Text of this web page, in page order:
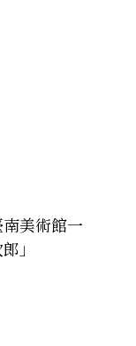
美術館一
」